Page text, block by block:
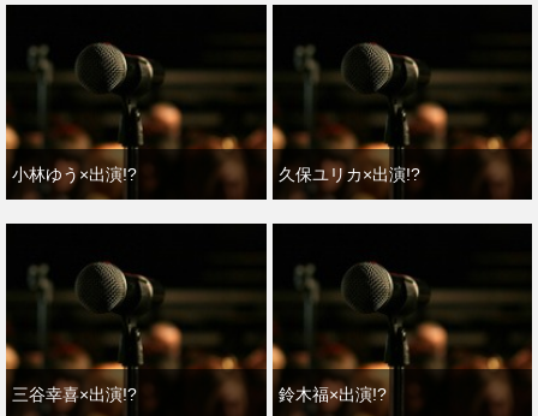
小林ゆう×出演!? 久保ユリカ×出演!?
三谷幸喜×出演!? 鈴木福×出演!?